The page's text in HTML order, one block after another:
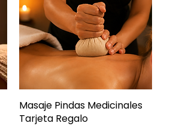
Vista rápida
Masaje Pindas Medicinales
Tarjeta Regalo